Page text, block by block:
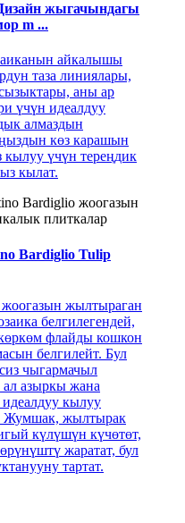
жыгачындагы
m ...
айкалышы
таза линиялары,
аны ар
үчүн идеалдуу
алмаздын
көз карашын
кылуу үчүн тереңдик
кылат.
Bardiglio Tulip
жылтыраган
белгилегендей,
флайды кошкон
белгилейт. Бул
чыгармачыл
ал азыркы жана
идеалдуу кылуу
Жумшак, жылтырак
күлүшүн күчөтөт,
жаратат, бул
тартат.